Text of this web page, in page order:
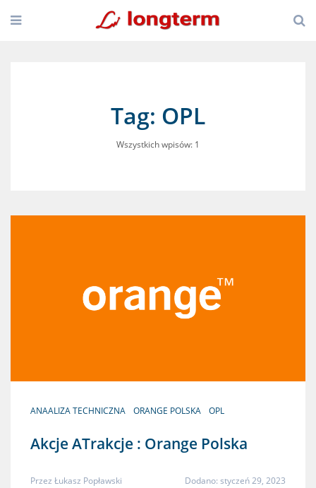
Tag: OPL
Wszystkich wpisów: 1
ANAALIZA TECHNICZNA ORANGE POLSKA OPL
Akcje ATrakcje : Orange Polska
Przez Łukasz Popławski Dodano: styczeń 29, 2023